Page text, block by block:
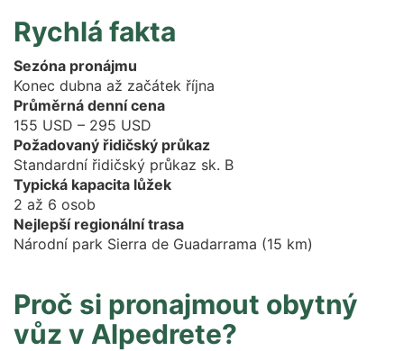
Rychlá fakta
Sezóna pronájmu
Konec dubna až začátek října
Průměrná denní cena
155 USD – 295 USD
Požadovaný řidičský průkaz
Standardní řidičský průkaz sk. B
Typická kapacita lůžek
2 až 6 osob
Nejlepší regionální trasa
Národní park Sierra de Guadarrama (15 km)
Proč si pronajmout obytný
vůz v Alpedrete?